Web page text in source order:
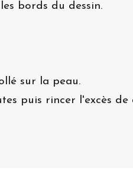
bords du dessin.
sur la peau.
puis rincer l'excès de